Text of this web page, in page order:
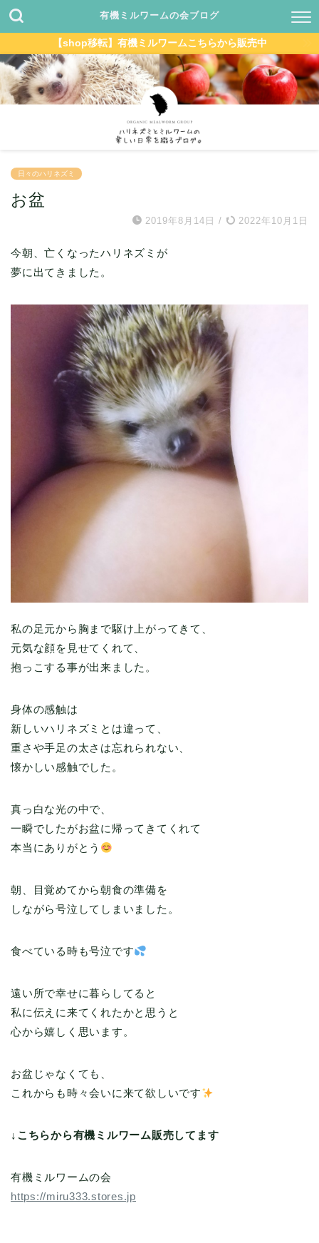
有機ミルワームの会ブログ
【shop移転】有機ミルワームこちらから販売中
日々のハリネズミ
お盆
2019年8月14日 / 2022年10月1日
今朝、亡くなったハリネズミが
夢に出てきました。
私の足元から胸まで駆け上がってきて、
元気な顔を見せてくれて、
抱っこする事が出来ました。
身体の感触は
新しいハリネズミとは違って、
重さや手足の太さは忘れられない、
懐かしい感触でした。
真っ白な光の中で、
一瞬でしたがお盆に帰ってきてくれて
本当にありがとう
朝、目覚めてから朝食の準備を
しながら号泣してしまいました。
食べている時も号泣です
遠い所で幸せに暮らしてると
私に伝えに来てくれたかと思うと
心から嬉しく思います。
お盆じゃなくても、
これからも時々会いに来て欲しいです
↓こちらから有機ミルワーム販売してます
有機ミルワームの会
https://miru333.stores.jp